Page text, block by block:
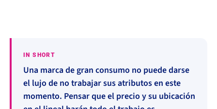
IN SHORT
Una marca de gran consumo no puede darse
el lujo de no trabajar sus atributos en este
momento. Pensar que el precio y su ubicación